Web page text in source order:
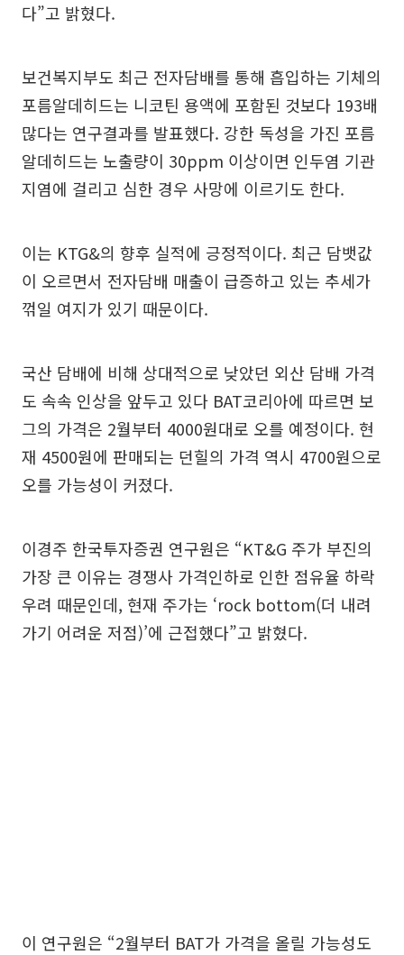
다”고 밝혔다.
보건복지부도 최근 전자담배를 통해 흡입하는 기체의
포름알데히드는 니코틴 용액에 포함된 것보다 193배
많다는 연구결과를 발표했다. 강한 독성을 가진 포름
알데히드는 노출량이 30ppm 이상이면 인두염 기관
지염에 걸리고 심한 경우 사망에 이르기도 한다.
이는 KTG&의 향후 실적에 긍정적이다. 최근 담뱃값
이 오르면서 전자담배 매출이 급증하고 있는 추세가
꺾일 여지가 있기 때문이다.
국산 담배에 비해 상대적으로 낮았던 외산 담배 가격
도 속속 인상을 앞두고 있다 BAT코리아에 따르면 보
그의 가격은 2월부터 4000원대로 오를 예정이다. 현
재 4500원에 판매되는 던힐의 가격 역시 4700원으로
오를 가능성이 커졌다.
이경주 한국투자증권 연구원은 “KT&G 주가 부진의
가장 큰 이유는 경쟁사 가격인하로 인한 점유율 하락
우려 때문인데, 현재 주가는 ‘rock bottom(더 내려
가기 어려운 저점)’에 근접했다”고 밝혔다.
이 연구원은 “2월부터 BAT가 가격을 올릴 가능성도